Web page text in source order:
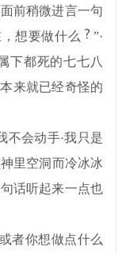
前稍微进言一句
想要做什么
”·
下都死的七七八
来就已经奇怪的
不会动手·我只是
里空洞而冷冰冰
话听起来一点也
者你想做点什么